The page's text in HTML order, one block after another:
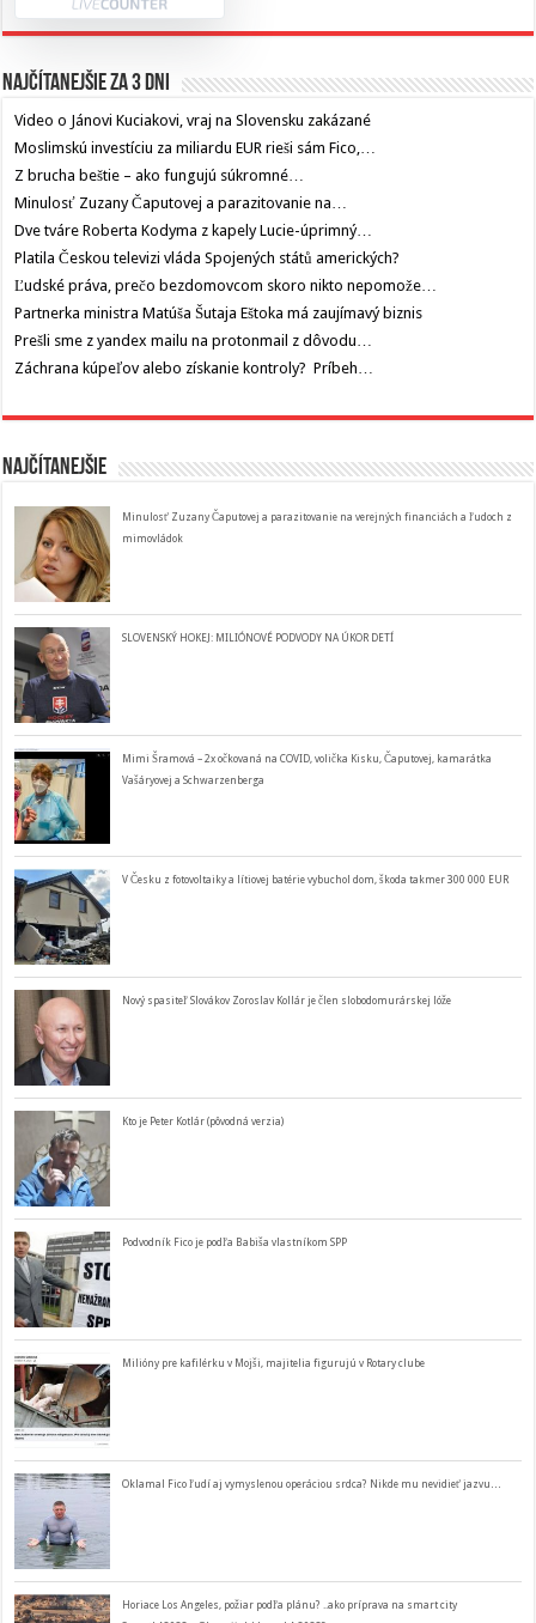
Najčítanejšie za 3 dni
Video o Jánovi Kuciakovi, vraj na Slovensku zakázané
Moslimskú investíciu za miliardu EUR rieši sám Fico,…
Z brucha beštie – ako fungujú súkromné…
Minulosť Zuzany Čaputovej a parazitovanie na…
Dve tváre Roberta Kodyma z kapely Lucie-úprimný…
Platila Českou televizi vláda Spojených států amerických?
Ľudské práva, prečo bezdomovcom skoro nikto nepomože…
Partnerka ministra Matúša Šutaja Eštoka má zaujímavý biznis
Prešli sme z yandex mailu na protonmail z dôvodu…
Záchrana kúpeľov alebo získanie kontroly? Príbeh…
Najčítanejšie
Minulosť Zuzany Čaputovej a parazitovanie na verejných financiách a ľudoch z
mimovládok
SLOVENSKÝ HOKEJ: MILIÓNOVÉ PODVODY NA ÚKOR DETÍ
Mimi Šramová – 2x očkovaná na COVID, volička Kisku, Čaputovej, kamarátka
Vašáryovej a Schwarzenberga
V Česku z fotovoltaiky a lítiovej batérie vybuchol dom, škoda takmer 300 000 EUR
Nový spasiteľ Slovákov Zoroslav Kollár je člen slobodomurárskej lóže
Kto je Peter Kotlár (pôvodná verzia)
Podvodník Fico je podľa Babiša vlastníkom SPP
Milióny pre kafilérku v Mojši, majitelia figurujú v Rotary clube
Oklamal Fico ľudí aj vymyslenou operáciou srdca? Nikde mu nevidieť jazvu…
Horiace Los Angeles, požiar podľa plánu? ..ako príprava na smart city